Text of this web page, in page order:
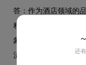
答：作为酒店领域的
程中经历了持续优化
象到抽象的现代化演
流，同时保持品牌核
还